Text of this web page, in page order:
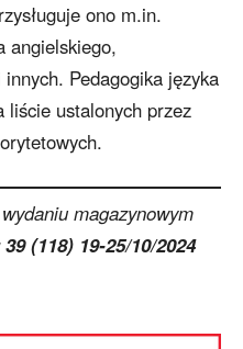
ono m.in.
angielskiego,
Pedagogika języka
liście ustalonych przez
magazynowym
(118) 19-25/10/2024